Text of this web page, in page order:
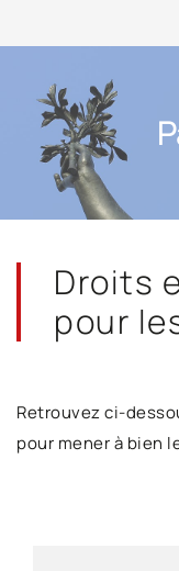
Droits
pour
Retrouvez ci-
pour mener à bien